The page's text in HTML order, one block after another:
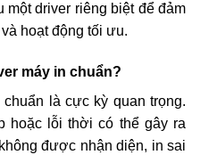
driver riêng biệt để đảm
hoạt động tối ưu.
máy in chuẩn?
là cực kỳ quan trọng.
hoặc lỗi thời có thể gây ra
được nhận diện, in sai